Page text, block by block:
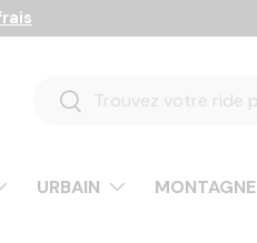
Recherche
Rechercher
URBAIN MONTAGNE